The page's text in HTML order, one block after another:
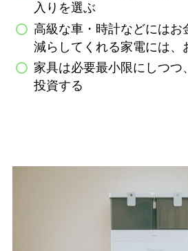
入りを選ぶ
高級な車・時計などにはお
減らしてくれる家電には、
家具は必要最小限にしつつ
投資する